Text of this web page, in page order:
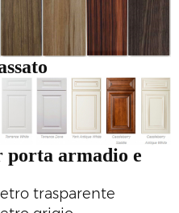
porta armadio e
trasparente